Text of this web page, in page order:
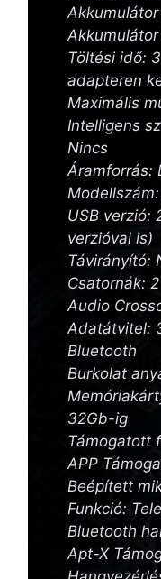
Töltési idő:
adapteren
Maximális
Intelligens
Nincs
Áramforrás:
USB verzió:
verzióval is)
Távirányító:
Csatornák:
Audio
Adatátvitel:
Bluetooth
Burkolat
32Gb-ig
Támogatott
APP
Beépített
Funkció:
Bluetooth
Apt-X